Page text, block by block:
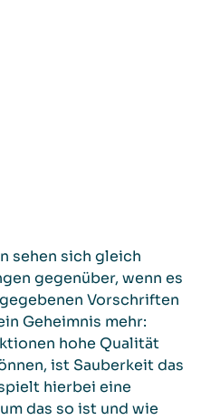
sehen sich gleich
gegenüber, wenn es
Vorschriften
Geheimnis mehr:
hohe Qualität
ist Sauberkeit das
hierbei eine
das so ist und wie